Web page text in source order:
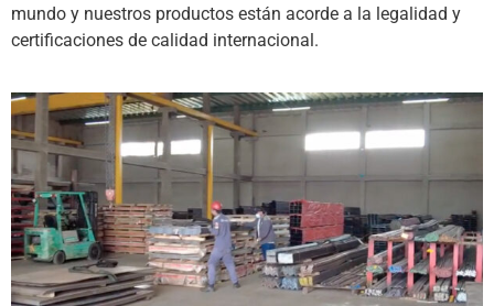
mundo y nuestros productos están acorde a la legalidad y
certificaciones de calidad internacional.